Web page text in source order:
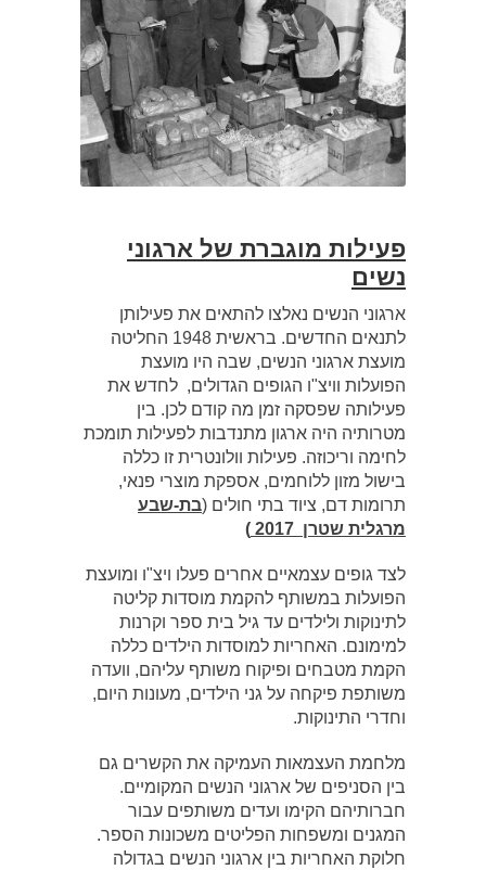
פעילות מוגברת של ארגוני
נשים
ארגוני הנשים נאלצו להתאים את פעילותן
לתנאים החדשים. בראשית ‏1948 החליטה
מועצת ארגוני הנשים, שבה היו מועצת
הפועלות וויצ"ו הגופים הגדולים, לחדש את
פעילותה שפסקה זמן מה קודם לכן. בין
מטרותיה היה ארגון מתנדבות לפעילות תומכת
לחימה וריכוזה. פעילות וולונטרית זו כללה
בישול מזון ללוחמים, אספקת מוצרי פנאי,
תרומות דם, ציוד בתי חולים (בת-שבע
מרגלית שטרן 2017
)
לצד גופים עצמאיים אחרים פעלו ויצ"ו ומועצת
הפועלות במשותף להקמת מוסדות קליטה
לתינוקות ולילדים עד גיל בית ספר וקרנות
למימונם. האחריות למוסדות הילדים כללה
הקמת מטבחים ופיקוח משותף עליהם, וועדה
משותפת פיקחה על גני הילדים, מעונות היום,
וחדרי התינוקות.
מלחמת העצמאות העמיקה את הקשרים גם
בין הסניפים של ארגוני הנשים המקומיים.
חברותיהם הקימו ועדים משותפים עבור
המגנים ומשפחות הפליטים משכונות הספר.
חלוקת האחריות בין ארגוני הנשים בגדולה